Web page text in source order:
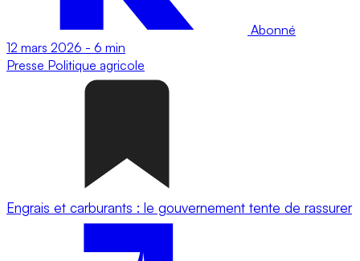
Abonné
12 mars 2026 - 6 min
Presse Politique agricole
Engrais et carburants : le gouvernement tente de rassurer